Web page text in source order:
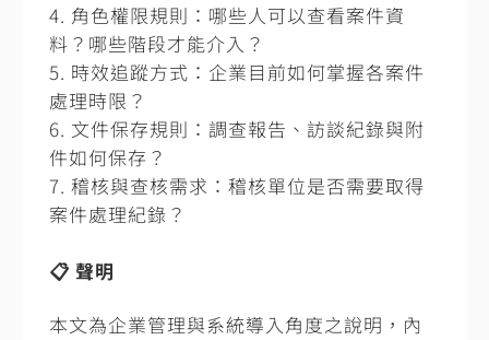
角色權限規則：哪些人可以查看案件資
料？哪些階段才能介入？
時效追蹤方式：企業目前如何掌握各案件
處理時限？
文件保存規則：調查報告、訪談紀錄與附
件如何保存？
稽核與查核需求：稽核單位是否需要取得
案件處理紀錄？
📋 聲明
本文為企業管理與系統導入角度之說明，內